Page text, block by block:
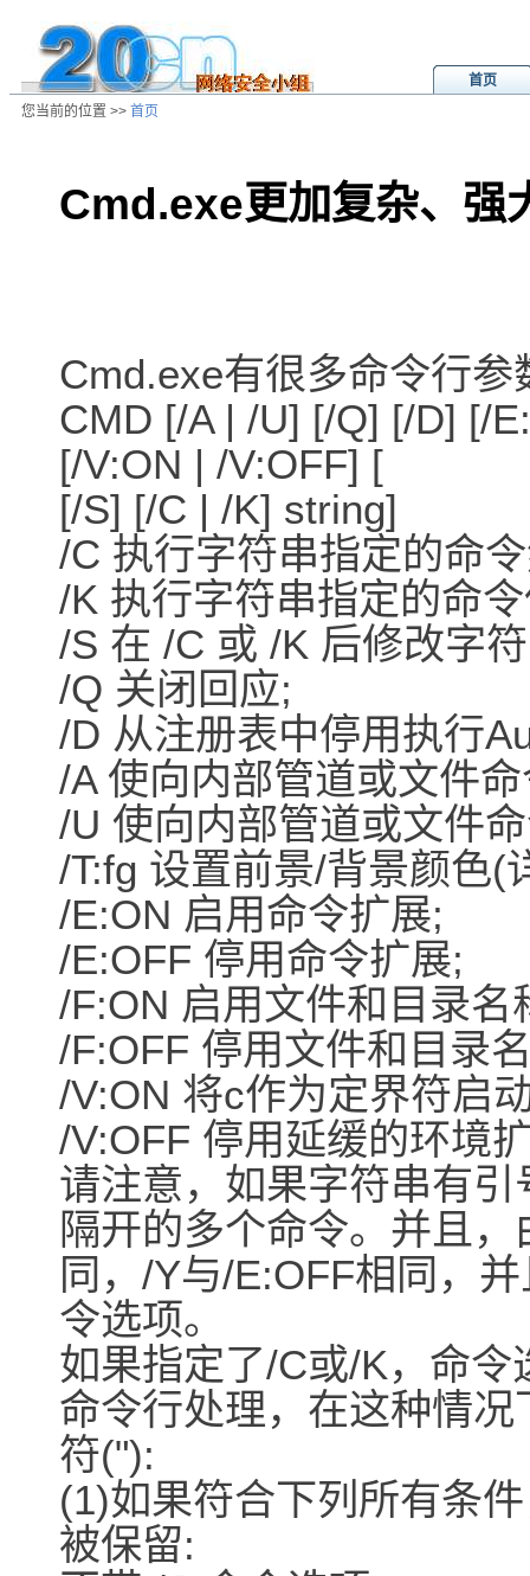
首页
您当前的位置 >> 首页
Cmd.exe更加复杂、强
Cmd.exe有很多命令行
CMD [/A | /U] [/Q] [/D] [/
[/V:ON | /V:OFF] [
[/S] [/C | /K] string]
/C 执行字符串指定的命
/K 执行字符串指定的命
/S 在 /C 或 /K 后修改字
/Q 关闭回应;
/D 从注册表中停用执行
/A 使向内部管道或文件
/U 使向内部管道或文件
/T:fg 设置前景/背景颜色(
/E:ON 启用命令扩展;
/E:OFF 停用命令扩展;
/F:ON 启用文件和目录名
/F:OFF 停用文件和目录
/V:ON 将c作为定界符启
/V:OFF 停用延缓的环境
请注意，如果字符串有引
隔开的多个命令。并且
同，/Y与/E:OFF相同，
令选项。
如果指定了/C或/K，命
命令行处理，在这种情
符("):
(1)如果符合下列所有条
被保留: